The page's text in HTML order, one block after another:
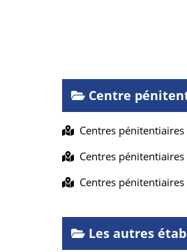
Centre
Centres pénitentiaires
Centres pénitentiaires
Centres pénitentiaires
Les autres